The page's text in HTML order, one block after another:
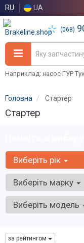
RU UA
(068)
Наприклад: насос ГУР
Головна Стартер
Стартер
Виберіть рік
Виберіть марку
Виберіть модель
за рейтингом